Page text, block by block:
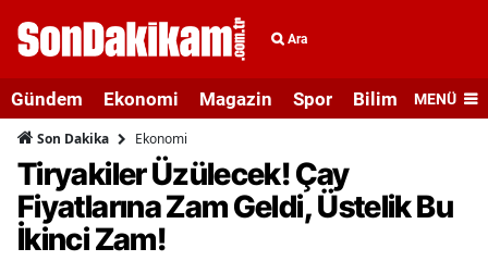
Ara
Gündem Ekonomi Magazin Spor Bilim veMENÜ
Son Dakika Ekonomi
Tiryakiler Üzülecek! Çay
Fiyatlarına Zam Geldi, Üstelik Bu
İkinci Zam!